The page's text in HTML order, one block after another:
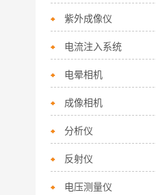
紫外成像仪
电流注入系统
电晕相机
成像相机
分析仪
反射仪
电压测量仪